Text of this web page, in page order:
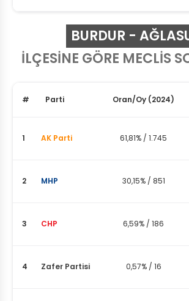
BURDUR -
İLÇESİNE GÖRE MECLİS
# Parti Oran/Oy (2024)
1 AK Parti 61,81% / 1.745
2 MHP 30,15% / 851
3 CHP 6,59% / 186
4 Zafer Partisi 0,57% / 16